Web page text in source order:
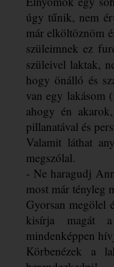
úgy tűnik, nem
már elköltöznöm
szüleimnek ez
szüleivel laktak,
hogy önálló és
van egy lakásom
ahogy én
pillanatával és
Valamit láthat
megszólal.
- Ne haragudj
most már tényleg
Gyorsan megölel
kisírja magát a
mindenképpen
Körbenézek a